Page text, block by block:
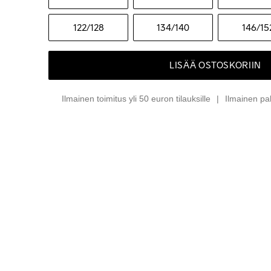
122/128 134/140 146/
LISÄÄ OSTOSKORIIN
Ilmainen toimitus yli 50 euron tilauksille Ilmainen